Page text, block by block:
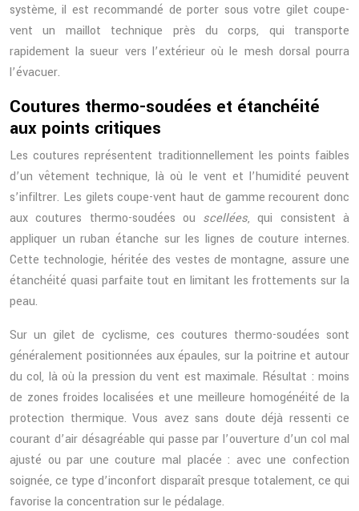
système, il est recommandé de porter sous votre gilet coupe-
vent un maillot technique près du corps, qui transporte
rapidement la sueur vers l’extérieur où le mesh dorsal pourra
l’évacuer.
Coutures thermo-soudées et étanchéité
aux points critiques
Les coutures représentent traditionnellement les points faibles
d’un vêtement technique, là où le vent et l’humidité peuvent
s’infiltrer. Les gilets coupe-vent haut de gamme recourent donc
aux coutures thermo-soudées ou scellées, qui consistent à
appliquer un ruban étanche sur les lignes de couture internes.
Cette technologie, héritée des vestes de montagne, assure une
étanchéité quasi parfaite tout en limitant les frottements sur la
peau.
Sur un gilet de cyclisme, ces coutures thermo-soudées sont
généralement positionnées aux épaules, sur la poitrine et autour
du col, là où la pression du vent est maximale. Résultat : moins
de zones froides localisées et une meilleure homogénéité de la
protection thermique. Vous avez sans doute déjà ressenti ce
courant d’air désagréable qui passe par l’ouverture d’un col mal
ajusté ou par une couture mal placée : avec une confection
soignée, ce type d’inconfort disparaît presque totalement, ce qui
favorise la concentration sur le pédalage.